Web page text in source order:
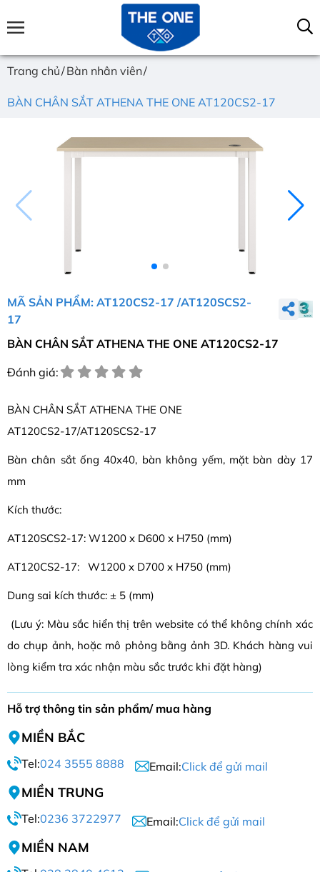
Trang chủ Bàn nhân viên
BÀN CHÂN SẮT ATHENA THE ONE AT120CS2-17
MÃ SẢN PHẨM: AT120CS2-17 /AT120SCS2-
17
BÀN CHÂN SẮT ATHENA THE ONE AT120CS2-17
Đánh giá:
BÀN CHÂN SẮT ATHENA THE ONE
AT120CS2-17/AT120SCS2-17
Bàn chân sắt ống 40x40, bàn không yếm, mặt bàn dày 17
mm
Kích thước:
AT120SCS2-17: W1200 x D600 x H750 (mm)
AT120CS2-17: W1200 x D700 x H750 (mm)
Dung sai kích thước: ± 5 (mm)
(Lưu ý: Màu sắc hiển thị trên website có thể không chính xác
do chụp ảnh, hoặc mô phỏng bằng ảnh 3D. Khách hàng vui
lòng kiểm tra xác nhận màu sắc trước khi đặt hàng)
Hỗ trợ thông tin sản phẩm/ mua hàng
MIỀN BẮC
Tel:024 3555 8888 Email:Click để gửi mail
MIỀN TRUNG
Tel:0236 3722977 Email:Click để gửi mail
MIỀN NAM